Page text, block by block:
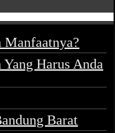
Manfaatnya?
Harus Anda
Barat